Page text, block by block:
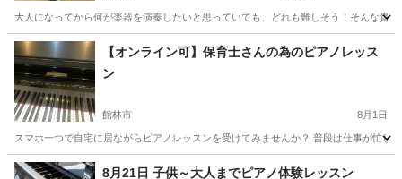
大人になってから何が楽器を演奏したいと思っていても、どれも難しそう！そんな貴
群馬 館林市 その他 オカリナ
【オンライン可】保育士さんの為のピアノレッス
ン
館林市 8月1日
スマホ一つで自宅に居ながらピアノレッスンを受けてみませんか？ 普段は仕事が忙
群馬 館林市 ピアノ ピアノレッスン
8月21日 子供～大人までピアノ体験レッスン